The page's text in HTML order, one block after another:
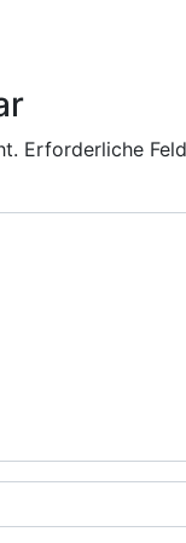
Erforderliche